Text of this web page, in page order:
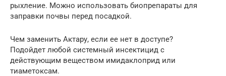
рыхление. Можно использовать биопрепараты для
заправки почвы перед посадкой.
Чем заменить Актару, если ее нет в доступе?
Подойдет любой системный инсектицид с
действующим веществом имидаклоприд или
тиаметоксам.